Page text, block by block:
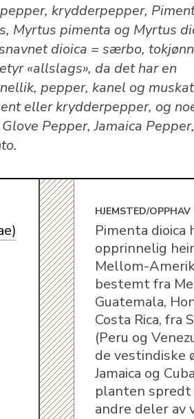
krydderpepper,
Myrtus pimenta og Myrtus
dioica = særbo,
«allslags», da det har en
pepper, kanel og
eller krydderpepper, og
Pepper, Jamaica
HJEMSTED/OPPHAV
Pimenta dioica
opprinnelig
Mellom-
bestemt fra
Guatemala,
Costa Rica, fra
(Peru og
de vestindiske
Jamaica og
planten
andre deler av